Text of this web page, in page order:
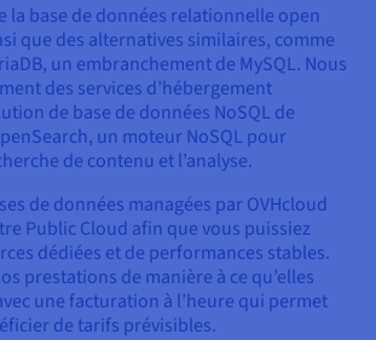
la base de données relationnelle open
que des alternatives similaires, comme
un embranchement de MySQL. Nous
des services d’hébergement
de base de données NoSQL de
un moteur NoSQL pour
de contenu et l’analyse.
de données managées par OVHcloud
Public Cloud afin que vous puissiez
dédiées et de performances stables.
prestations de manière à ce qu’elles
une facturation à l’heure qui permet
de tarifs prévisibles.